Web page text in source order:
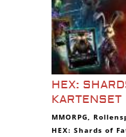
HEX:
KARTENSET
MMORPG,
HEX: Shards of